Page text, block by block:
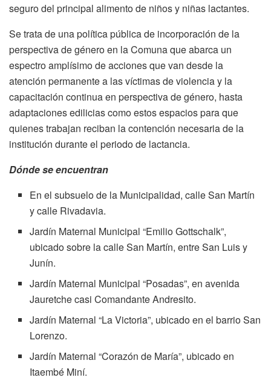
seguro del principal alimento de niños y niñas lactantes.
Se trata de una política pública de incorporación de la
perspectiva de género en la Comuna que abarca un
espectro amplísimo de acciones que van desde la
atención permanente a las víctimas de violencia y la
capacitación continua en perspectiva de género, hasta
adaptaciones edilicias como estos espacios para que
quienes trabajan reciban la contención necesaria de la
institución durante el periodo de lactancia.
Dónde se encuentran
En el subsuelo de la Municipalidad, calle San Martín
y calle Rivadavia.
Jardín Maternal Municipal “Emilio Gottschalk”,
ubicado sobre la calle San Martín, entre San Luis y
Junín.
Jardín Maternal Municipal “Posadas”, en avenida
Jauretche casi Comandante Andresito.
Jardín Maternal “La Victoria”, ubicado en el barrio San
Lorenzo.
Jardín Maternal “Corazón de María”, ubicado en
Itaembé Miní.